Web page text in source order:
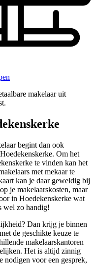
makelaar uit
begint dan ook
Om het
te vinden kan het
met mekaar te
kan je daar geweldig bij
je makelaarskosten, maar
in Hoedekenskerke wat
wel zo handig!
Dan krijg je binnen
de geschikte keuze te
makelaarskantoren
Het is altijd zinnig
nodigen voor een gesprek,